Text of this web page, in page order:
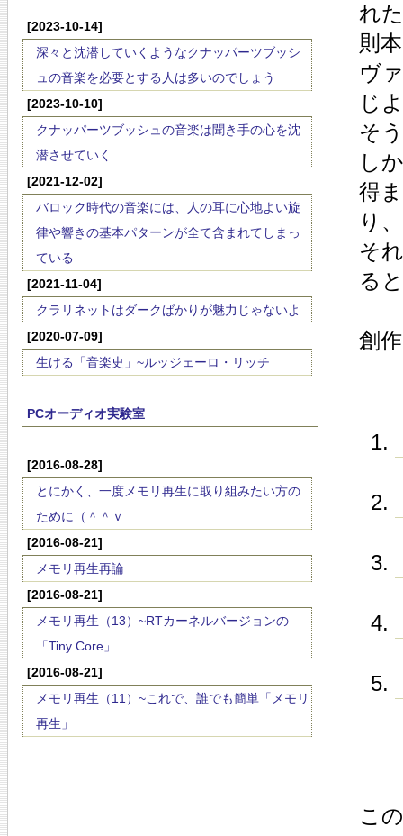
[2023-10-14]
深々と沈潜していくようなクナッパーツブッシ
ュの音楽を必要とする人は多いのでしょう
[2023-10-10]
クナッパーツブッシュの音楽は聞き手の心を沈
潜させていく
[2021-12-02]
バロック時代の音楽には、人の耳に心地よい旋
律や響きの基本パターンが全て含まれてしまっ
ている
[2021-11-04]
クラリネットはダークばかりが魅力じゃないよ
[2020-07-09]
生ける「音楽史」~ルッジェーロ・リッチ
PCオーディオ実験室
[2016-08-28]
とにかく、一度メモリ再生に取り組みたい方の
ために（＾＾ｖ
[2016-08-21]
メモリ再生再論
[2016-08-21]
メモリ再生（13）~RTカーネルバージョンの
「Tiny Core」
[2016-08-21]
メモリ再生（11）~これで、誰でも簡単「メモリ
再生」
れ
則
ヴ
じ
そ
し
得
り
そ
る
創
こ